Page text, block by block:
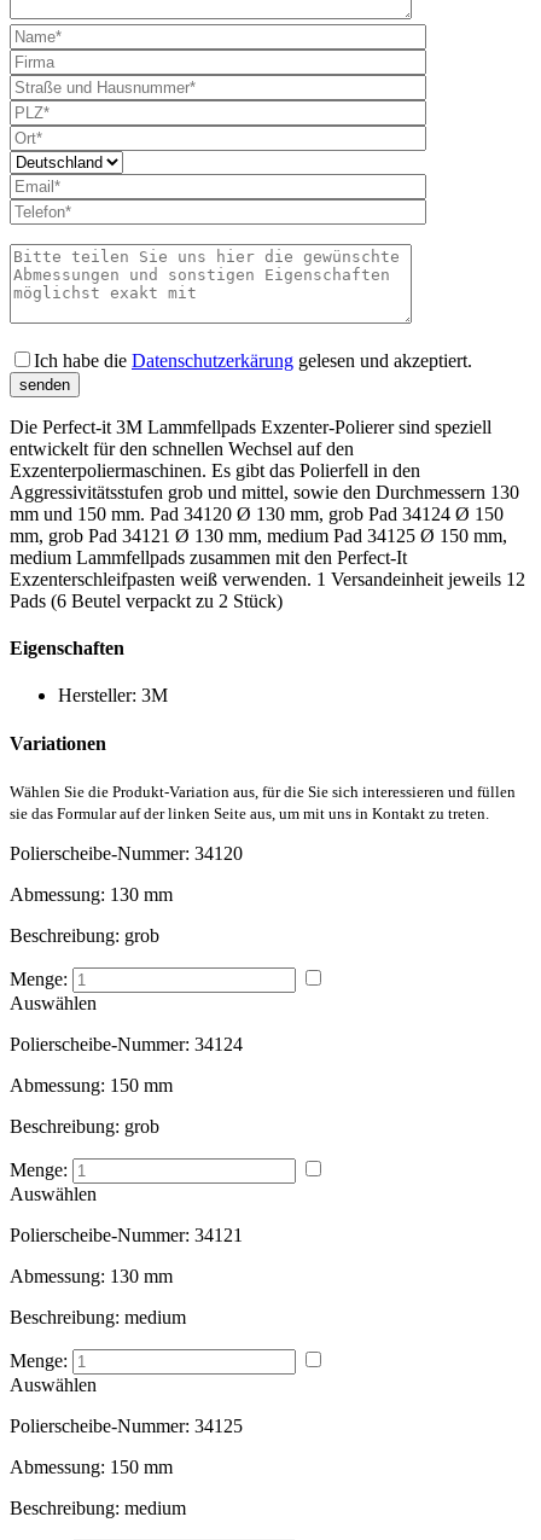
Ich habe die Datenschutzerkärung gelesen und akzeptiert.
Die Perfect-it 3M Lammfellpads Exzenter-Polierer sind speziell
entwickelt für den schnellen Wechsel auf den
Exzenterpoliermaschinen. Es gibt das Polierfell in den
Aggressivitätsstufen grob und mittel, sowie den Durchmessern 130
mm und 150 mm. Pad 34120 Ø 130 mm, grob Pad 34124 Ø 150
mm, grob Pad 34121 Ø 130 mm, medium Pad 34125 Ø 150 mm,
medium Lammfellpads zusammen mit den Perfect-It
Exzenterschleifpasten weiß verwenden. 1 Versandeinheit jeweils 12
Pads (6 Beutel verpackt zu 2 Stück)
Eigenschaften
Hersteller: 3M
Variationen
Wählen Sie die Produkt-Variation aus, für die Sie sich interessieren und füllen
sie das Formular auf der linken Seite aus, um mit uns in Kontakt zu treten.
Polierscheibe-Nummer: 34120
Abmessung: 130 mm
Beschreibung: grob
Menge:
Auswählen
Polierscheibe-Nummer: 34124
Abmessung: 150 mm
Beschreibung: grob
Menge:
Auswählen
Polierscheibe-Nummer: 34121
Abmessung: 130 mm
Beschreibung: medium
Menge:
Auswählen
Polierscheibe-Nummer: 34125
Abmessung: 150 mm
Beschreibung: medium